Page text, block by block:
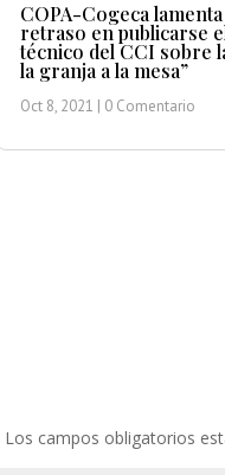
COPA-Cogeca
retraso en publicarse
técnico del CCI sobre
la granja a la mesa”
Oct 8, 2021 | 0 Comentario
Los campos obligatorios